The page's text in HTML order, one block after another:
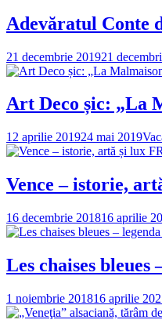
Adevăratul Conte
21 decembrie 201921
Art Deco șic: „La
12 aprilie 201924 mai 2019
Vence – istorie,
16 decembrie 201816 aprilie
Les chaises bleues
1 noiembrie 201816 aprilie